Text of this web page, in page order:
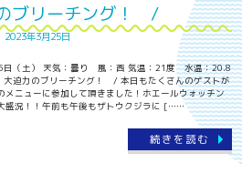
ブリーチング！ /
2023年3月25日
日（土） 天気：曇り 風：西 気温：21度 水温：20.8
迫力のブリーチング！ / 本日もたくさんのゲストが
メニューに参加して頂きました！ホエールウォッチン
盛況！！午前も午後もザトウクジラに [……
続きを読む